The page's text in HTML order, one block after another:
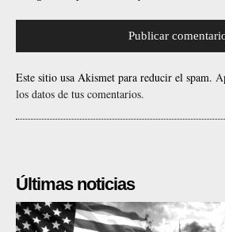
Este sitio usa Akismet para reducir el spam.
los datos de tus comentarios.
Últimas noticias